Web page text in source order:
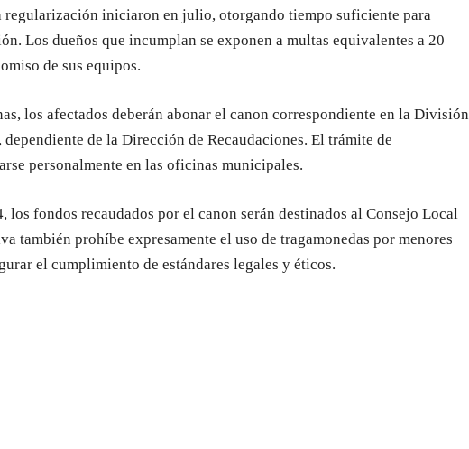
regularización iniciaron en julio, otorgando tiempo suficiente para
Los dueños que incumplan se exponen a multas equivalentes a 20
de sus equipos.
los afectados deberán abonar el canon correspondiente en la División
dependiente de la Dirección de Recaudaciones. El trámite de
personalmente en las oficinas municipales.
los fondos recaudados por el canon serán destinados al Consejo Local
también prohíbe expresamente el uso de tragamonedas por menores
el cumplimiento de estándares legales y éticos.